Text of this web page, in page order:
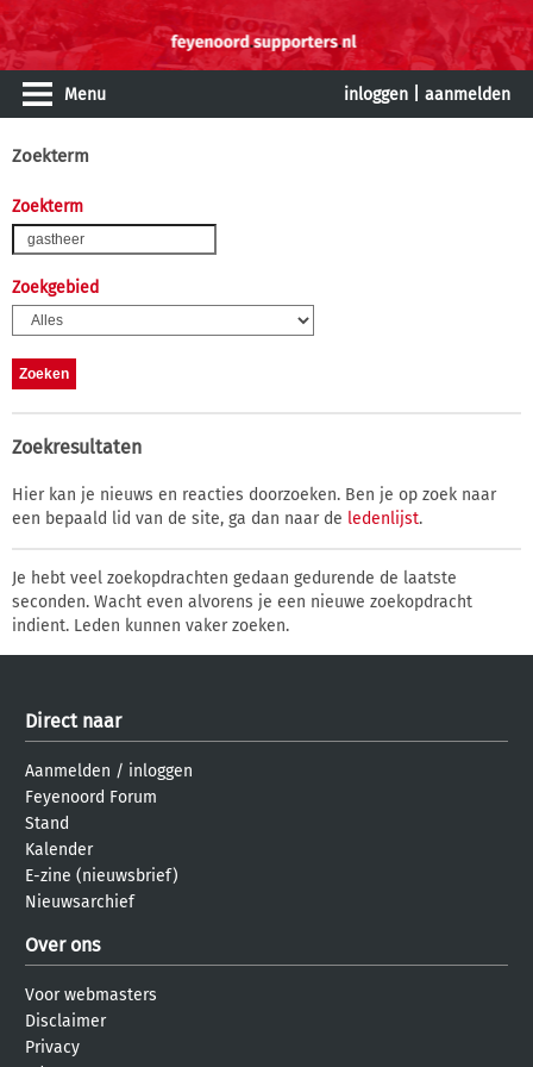
Menu inloggen aanmelden
Zoekterm
Zoekterm
Zoekgebied
Zoekresultaten
Hier kan je nieuws en reacties doorzoeken. Ben je op zoek naar
een bepaald lid van de site, ga dan naar de ledenlijst.
Je hebt veel zoekopdrachten gedaan gedurende de laatste
seconden. Wacht even alvorens je een nieuwe zoekopdracht
indient. Leden kunnen vaker zoeken.
Direct naar
Aanmelden / inloggen
Feyenoord Forum
Stand
Kalender
E-zine (nieuwsbrief)
Nieuwsarchief
Over ons
Voor webmasters
Disclaimer
Privacy